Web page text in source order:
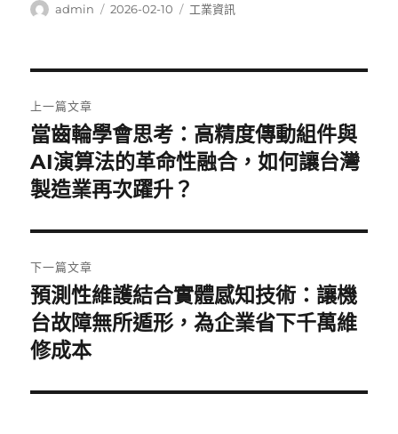
作
admin
發
2026-02-10
分
工業資訊
章
導
覽
上一篇文章
上
一
篇
章:
當齒輪學會思考：高精度傳動組件與
AI演算法的革命性融合，如何讓台灣
製造業再次躍升？
下一篇文章
下
一
篇
章:
預測性維護結合實體感知技術：讓機
台故障無所遁形，為企業省下千萬維
修成本